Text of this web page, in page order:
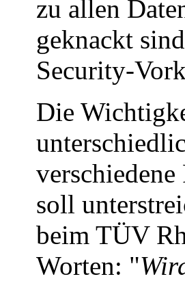
zu allen
geknackt
Security-
Die
verschiedene
soll
beim TÜV
Worten: "